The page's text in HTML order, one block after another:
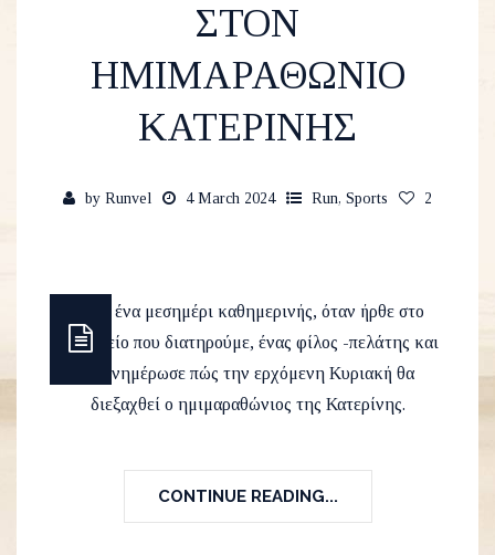
ΣΤΟΝ
ΗΜΙΜΑΡΑΘΩΝΙΟ
ΚΑΤΕΡΙΝΗΣ
by Runvel 4 March 2024 Run, Sports 2
Ήταν ένα μεσημέρι καθημερινής, όταν ήρθε στο
μαγειρείο που διατηρούμε, ένας φίλος -πελάτης και
με ενημέρωσε πώς την ερχόμενη Κυριακή θα
διεξαχθεί ο ημιμαραθώνιος της Κατερίνης.
CONTINUE READING...